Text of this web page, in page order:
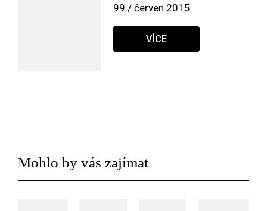
99 / červen 2015
VÍCE
Mohlo by vás zajímat